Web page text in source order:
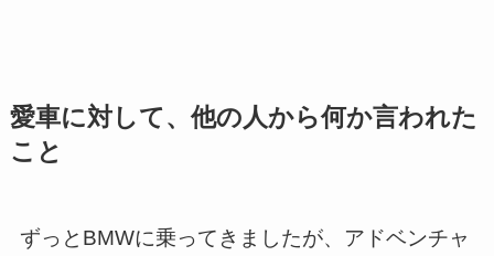
愛車に対して、他の人から何か言われた
こと
ずっとBMWに乗ってきましたが、アドベンチャ